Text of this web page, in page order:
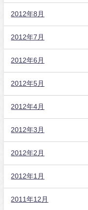
2012年8月
2012年7月
2012年6月
2012年5月
2012年4月
2012年3月
2012年2月
2012年1月
2011年12月